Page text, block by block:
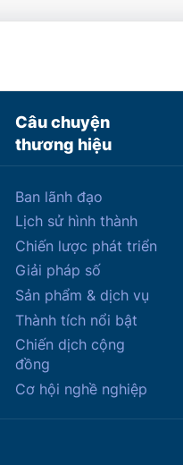
Câu chuyện
thương hiệu
Ban lãnh đạo
Lịch sử hình thành
Chiến lược phát triển
Giải pháp số
Sản phẩm & dịch vụ
Thành tích nổi bật
Chiến dịch cộng
đồng
Cơ hội nghề nghiệp